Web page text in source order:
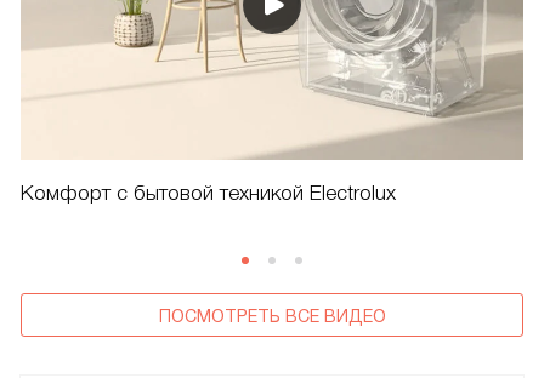
Комфорт с бытовой техникой Electrolux
ПОСМОТРЕТЬ ВСЕ ВИДЕО